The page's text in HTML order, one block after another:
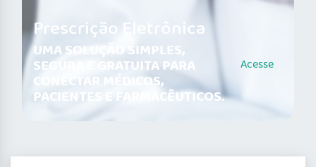
Prescrição Eletrônica
UMA SOLUÇÃO SIMPLES,
SEGURA E GRATUITA PARA
CONECTAR MÉDICOS,
PACIENTES E FARMACÊUTICOS.
Acesse